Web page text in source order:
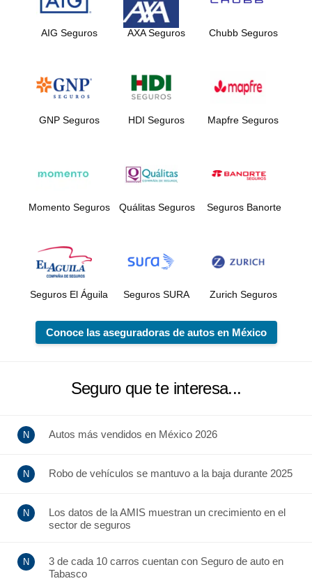
AIG Seguros AXA Seguros Chubb Seguros
GNP Seguros HDI Seguros Mapfre Seguros
Momento Seguros Quálitas Seguros Seguros Banorte
Seguros El Águila Seguros SURA Zurich Seguros
Conoce las aseguradoras de autos en México
Seguro que te interesa...
Autos más vendidos en México 2026
Robo de vehículos se mantuvo a la baja durante 2025
Los datos de la AMIS muestran un crecimiento en el
sector de seguros
3 de cada 10 carros cuentan con Seguro de auto en
Tabasco